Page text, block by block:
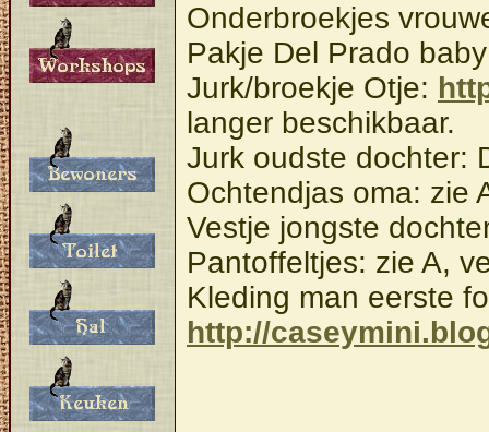
Interieur:
Onderbroekjes
Pakje Del Prado
Jurk/broekje Otje:
langer beschikbaar.
Jurk oudste dochter:
Ochtendjas oma: zie
Vestje jongste
Pantoffeltjes: zie A,
Kleding man eerste
http://